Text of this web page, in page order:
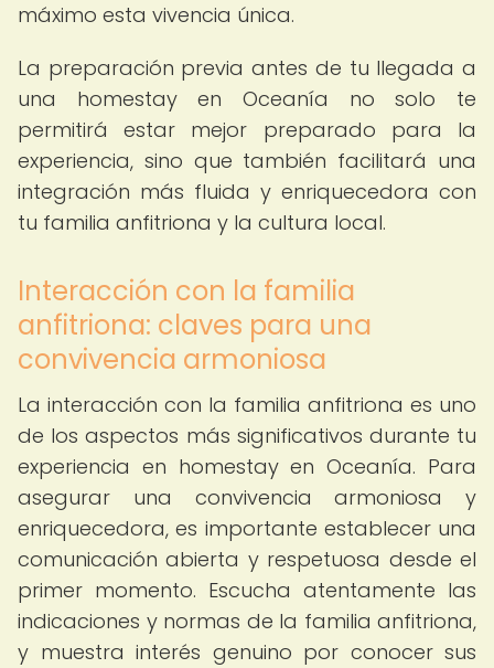
máximo esta vivencia única.
La preparación previa antes de tu llegada a
una homestay en Oceanía no solo te
permitirá estar mejor preparado para la
experiencia, sino que también facilitará una
integración más fluida y enriquecedora con
tu familia anfitriona y la cultura local.
Interacción con la familia
anfitriona: claves para una
convivencia armoniosa
La interacción con la familia anfitriona es uno
de los aspectos más significativos durante tu
experiencia en homestay en Oceanía. Para
asegurar una convivencia armoniosa y
enriquecedora, es importante establecer una
comunicación abierta y respetuosa desde el
primer momento. Escucha atentamente las
indicaciones y normas de la familia anfitriona,
y muestra interés genuino por conocer sus